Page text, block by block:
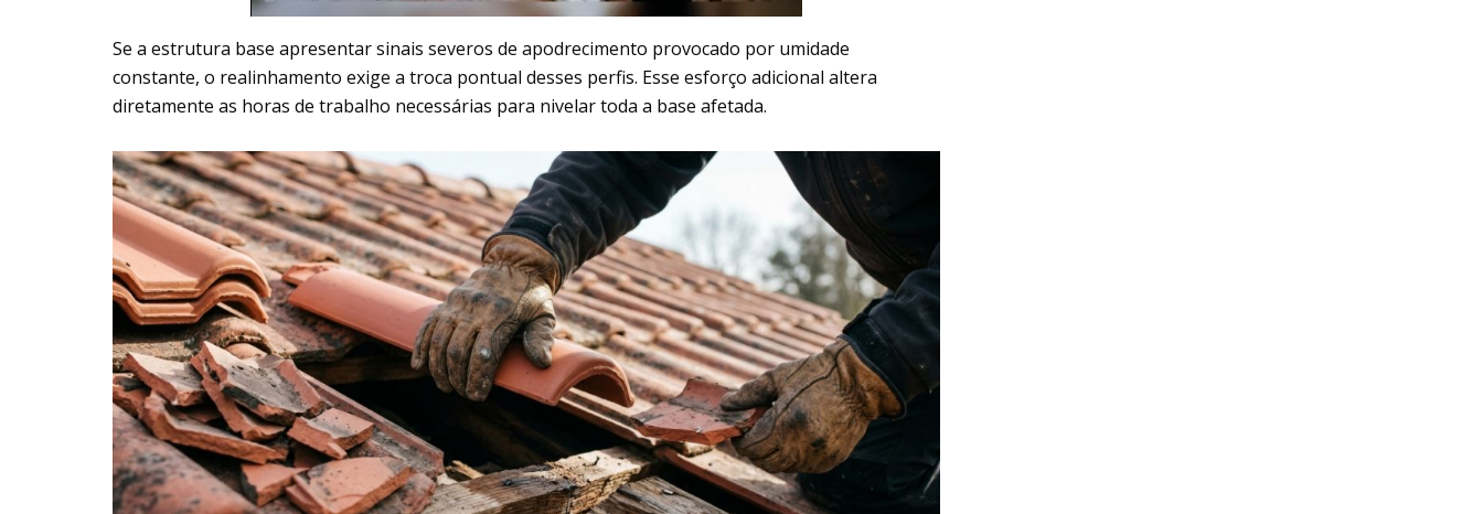
Se a estrutura base apresentar sinais severos de apodrecimento provocado por umidade
constante, o realinhamento exige a troca pontual desses perfis. Esse esforço adicional altera
diretamente as horas de trabalho necessárias para nivelar toda a base afetada.